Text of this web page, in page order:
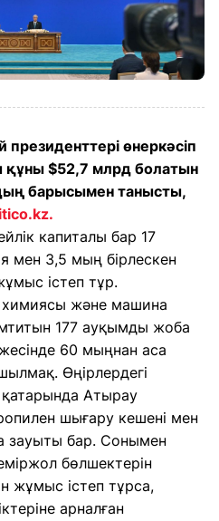
президенттері өнеркәсіп
$52,7 млрд болатын
барысымен танысты,
капиталы бар 17
мен 3,5 мың бірлескен
істеп тұр.
химиясы және машина
177 ауқымды жоба
60 мыңнан аса
Өңірлердегі
Атырау
шығару кешені мен
зауыты бар. Сонымен
бөлшектерін
жұмыс істеп тұрса,
арналған